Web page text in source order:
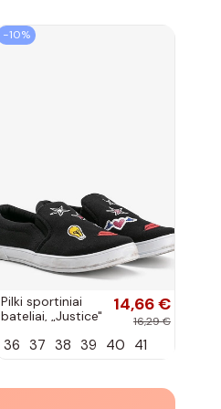
−10%
Pilki sportiniai
bateliai, „Justice"
14,66 €
16,29 €
36 37 38 39 40 41